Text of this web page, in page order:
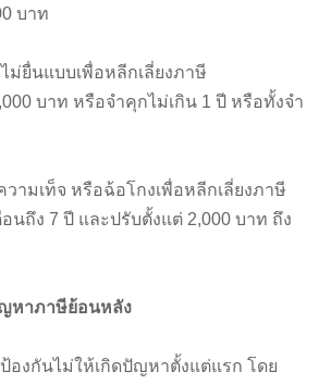
บาท
ม่ยื่นแบบเพื่อหลีกเลี่ยงภาษี
บาท หรือจำคุกไม่เกิน 1 ปี หรือทั้งจำ
ามเท็จ หรือฉ้อโกงเพื่อหลีกเลี่ยงภาษี
นถึง 7 ปี และปรับตั้งแต่ 2,000 บาท ถึง
หาภาษีย้อนหลัง
องกันไม่ให้เกิดปัญหาตั้งแต่แรก โดย